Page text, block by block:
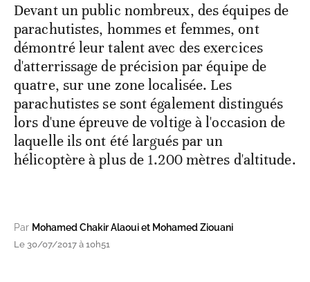
Devant un public nombreux, des équipes de
parachutistes, hommes et femmes, ont
démontré leur talent avec des exercices
d'atterrissage de précision par équipe de
quatre, sur une zone localisée. Les
parachutistes se sont également distingués
lors d'une épreuve de voltige à l'occasion de
laquelle ils ont été largués par un
hélicoptère à plus de 1.200 mètres d'altitude.
Par Mohamed Chakir Alaoui et Mohamed Ziouani
Le 30/07/2017 à 10h51